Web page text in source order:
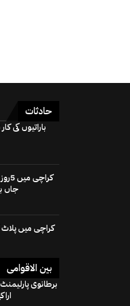
حادثات
جاں
کراچی میں
بین الاقوامی
اراکین ؛4